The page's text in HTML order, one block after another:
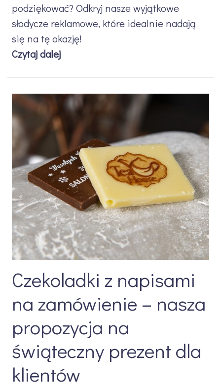
podziękować? Odkryj nasze wyjątkowe
słodycze reklamowe, które idealnie nadają
się na tę okazję!
Czytaj dalej
Czekoladki z napisami
na zamówienie – nasza
propozycja na
świąteczny prezent dla
klientów